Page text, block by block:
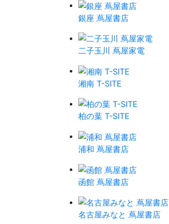
銀座 蔦屋書店
二子玉川 蔦屋家電
湘南 T-SITE
柏の葉 T-SITE
浦和 蔦屋書店
函館 蔦屋書店
名古屋みなと 蔦屋書店